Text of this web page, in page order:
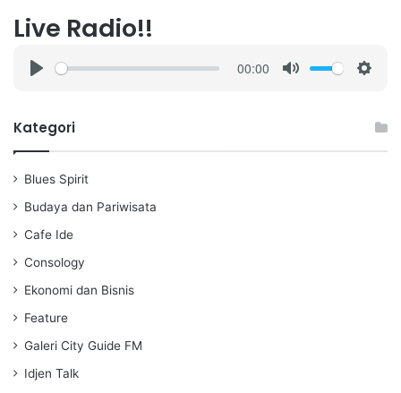
Live Radio!!
a
00:00
Kategori
Blues Spirit
Budaya dan Pariwisata
Cafe Ide
Consology
Ekonomi dan Bisnis
Feature
Galeri City Guide FM
Idjen Talk